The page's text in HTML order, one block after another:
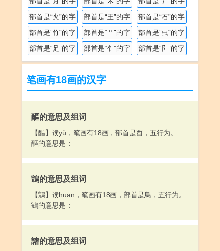
部首是“火”的字
部首是“王”的字
部首是“石”的字
部首是“竹”的字
部首是“艹”的字
部首是“虫”的字
部首是“足”的字
部首是“钅”的字 部首是“阝”的字
笔画有18画的汉字
醧的意思及组词
【醧】读yù，笔画有18画，部首是酉，五行为。
醧的意思是：
鵍的意思及组词
【鵍】读huān，笔画有18画，部首是鳥，五行为。
鵍的意思是：
譇的意思及组词